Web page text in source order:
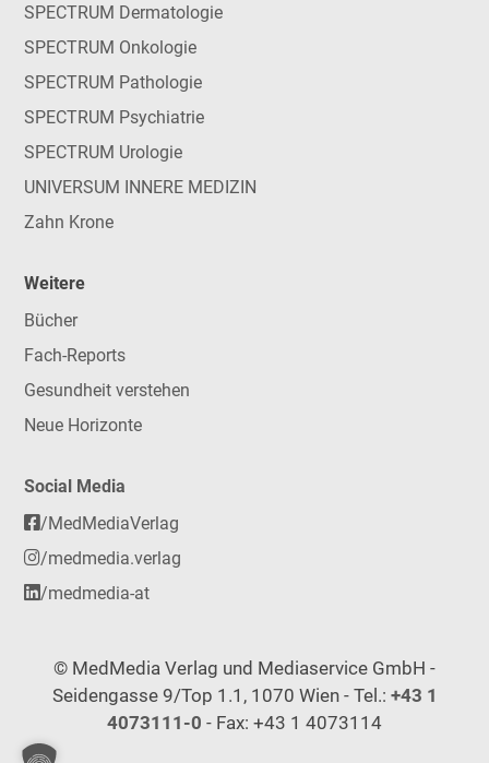
SPECTRUM Dermatologie
SPECTRUM Onkologie
SPECTRUM Pathologie
SPECTRUM Psychiatrie
SPECTRUM Urologie
UNIVERSUM INNERE MEDIZIN
Zahn Krone
Weitere
Bücher
Fach-Reports
Gesundheit verstehen
Neue Horizonte
Social Media
/MedMediaVerlag
/medmedia.verlag
/medmedia-at
© MedMedia Verlag und Mediaservice GmbH -
Seidengasse 9/Top 1.1, 1070 Wien - Tel.: +43 1
4073111-0 - Fax: +43 1 4073114